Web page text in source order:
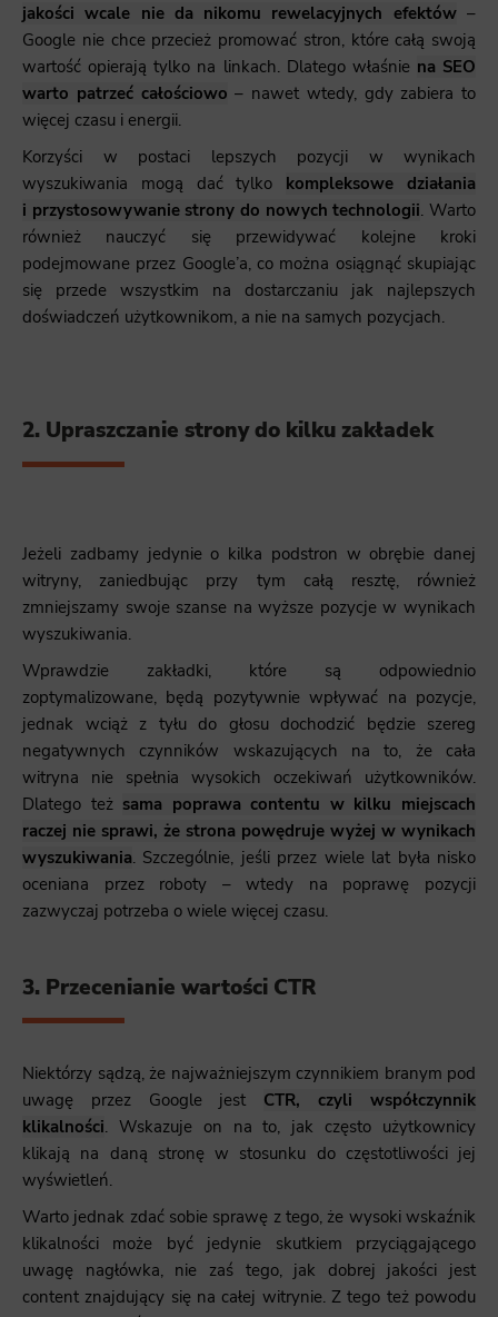
jakości wcale nie da nikomu rewelacyjnych efektów–
Google nie chce przecież promować stron, które całą swoją
wartość opierają tylko na linkach. Dlatego właśnie na SEO
warto patrzeć całościowo – nawet wtedy, gdy zabiera to
więcej czasu i energii.
Korzyści w postaci lepszych pozycji w wynikach
wyszukiwania mogą dać tylko kompleksowe działania
i przystosowywanie strony do nowych technologii. Warto
również nauczyć się przewidywać kolejne kroki
podejmowane przez Google’a, co można osiągnąć skupiając
się przede wszystkim na dostarczaniu jak najlepszych
doświadczeń użytkownikom, a nie na samych pozycjach.
2. Upraszczanie strony do kilku zakładek
Jeżeli zadbamy jedynie o kilka podstron w obrębie danej
witryny, zaniedbując przy tym całą resztę, również
zmniejszamy swoje szanse na wyższe pozycje w wynikach
wyszukiwania.
Wprawdzie zakładki, które są odpowiednio
zoptymalizowane, będą pozytywnie wpływać na pozycje,
jednak wciąż z tyłu do głosu dochodzić będzie szereg
negatywnych czynników wskazujących na to, że cała
witryna nie spełnia wysokich oczekiwań użytkowników.
Dlatego też sama poprawa contentu w kilku miejscach
raczej nie sprawi, że strona powędruje wyżej w wynikach
wyszukiwania. Szczególnie, jeśli przez wiele lat była nisko
oceniana przez roboty – wtedy na poprawę pozycji
zazwyczaj potrzeba o wiele więcej czasu.
3. Przecenianie wartości CTR
Niektórzy sądzą, że najważniejszym czynnikiem branym pod
uwagę przez Google jest CTR, czyli współczynnik
klikalności. Wskazuje on na to, jak często użytkownicy
klikają na daną stronę w stosunku do częstotliwości jej
wyświetleń.
Warto jednak zdać sobie sprawę z tego, że wysoki wskaźnik
klikalności może być jedynie skutkiem przyciągającego
uwagę nagłówka, nie zaś tego, jak dobrej jakości jest
content znajdujący się na całej witrynie. Z tego też powodu